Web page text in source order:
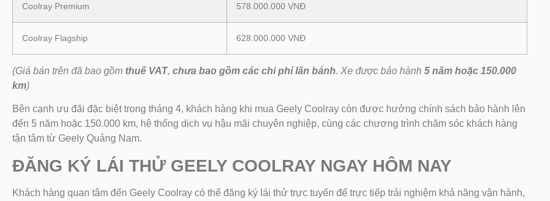
Coolray Premium 578.000.000 VNĐ
Coolray Flagship 628.000.000 VNĐ
(Giá bán trên đã bao gồm thuế VAT, chưa bao gồm các chi phí lăn bánh. Xe được bảo hành 5 năm hoặc 150.000
km)
Bên cạnh ưu đãi đặc biệt trong tháng 4, khách hàng khi mua Geely Coolray còn được hưởng chính sách bảo hành lên
đến 5 năm hoặc 150.000 km, hệ thống dịch vụ hậu mãi chuyên nghiệp, cùng các chương trình chăm sóc khách hàng
tận tâm từ Geely Quảng Nam.
ĐĂNG KÝ LÁI THỬ GEELY COOLRAY NGAY HÔM NAY
Khách hàng quan tâm đến Geely Coolray có thể đăng ký lái thử trực tuyến để trực tiếp trải nghiệm khả năng vận hành,